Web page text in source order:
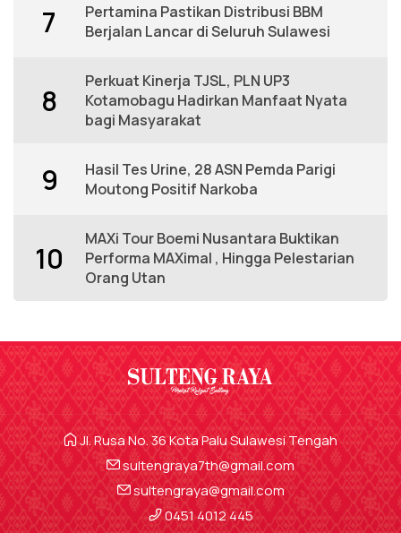
7
Pertamina Pastikan Distribusi BBM
Berjalan Lancar di Seluruh Sulawesi
8
Perkuat Kinerja TJSL, PLN UP3
Kotamobagu Hadirkan Manfaat Nyata
bagi Masyarakat
9
Hasil Tes Urine, 28 ASN Pemda Parigi
Moutong Positif Narkoba
10
MAXi Tour Boemi Nusantara Buktikan
Performa MAXimal , Hingga Pelestarian
Orang Utan
Jl. Rusa No. 36 Kota Palu Sulawesi Tengah
sultengraya7th@gmail.com
sultengraya@gmail.com
0451 4012 445